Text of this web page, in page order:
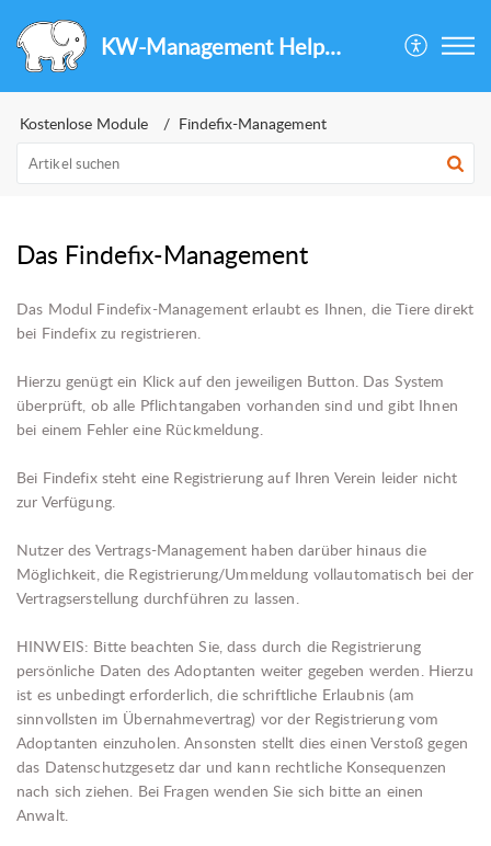
KW-Management Helpcenter
Kostenlose Module Findefix-Management
Das Findefix-Management
Das Modul Findefix-Management erlaubt es Ihnen, die Tiere direkt
bei Findefix zu registrieren.
Hierzu genügt ein Klick auf den jeweiligen Button. Das System
überprüft, ob alle Pflichtangaben vorhanden sind und gibt Ihnen
bei einem Fehler eine Rückmeldung.
Bei Findefix steht eine Registrierung auf Ihren Verein leider nicht
zur Verfügung.
Nutzer des Vertrags-Management haben darüber hinaus die
Möglichkeit, die Registrierung/Ummeldung vollautomatisch bei der
Vertragserstellung durchführen zu lassen.
HINWEIS: Bitte beachten Sie, dass durch die Registrierung
persönliche Daten des Adoptanten weiter gegeben werden. Hierzu
ist es unbedingt erforderlich, die schriftliche Erlaubnis (am
sinnvollsten im Übernahmevertrag) vor der Registrierung vom
Adoptanten einzuholen. Ansonsten stellt dies einen Verstoß gegen
das Datenschutzgesetz dar und kann rechtliche Konsequenzen
nach sich ziehen. Bei Fragen wenden Sie sich bitte an einen
Anwalt.